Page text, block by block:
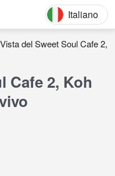
Italiano
Vista del Sweet Soul Cafe 2,
Cafe 2, Koh